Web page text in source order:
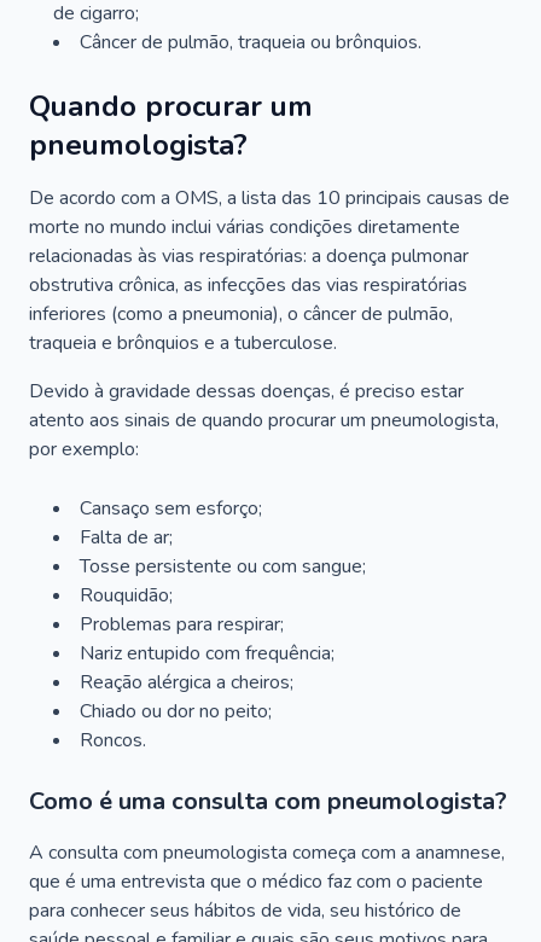
de cigarro;
Câncer de pulmão, traqueia ou brônquios.
Quando procurar um
pneumologista?
De acordo com a OMS, a lista das 10 principais causas de
morte no mundo inclui várias condições diretamente
relacionadas às vias respiratórias: a doença pulmonar
obstrutiva crônica, as infecções das vias respiratórias
inferiores (como a pneumonia), o câncer de pulmão,
traqueia e brônquios e a tuberculose.
Devido à gravidade dessas doenças, é preciso estar
atento aos sinais de quando procurar um pneumologista,
por exemplo:
Cansaço sem esforço;
Falta de ar;
Tosse persistente ou com sangue;
Rouquidão;
Problemas para respirar;
Nariz entupido com frequência;
Reação alérgica a cheiros;
Chiado ou dor no peito;
Roncos.
Como é uma consulta com pneumologista?
A consulta com pneumologista começa com a anamnese,
que é uma entrevista que o médico faz com o paciente
para conhecer seus hábitos de vida, seu histórico de